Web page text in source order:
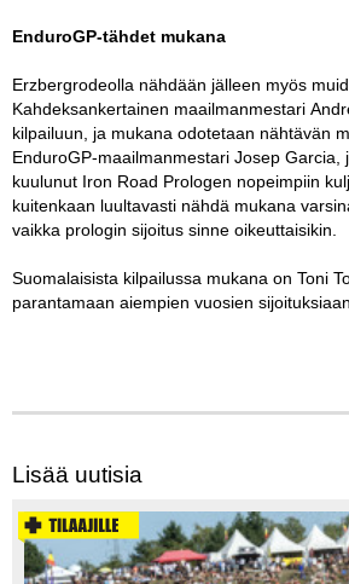
EnduroGP-tähdet mukana
Erzbergrodeolla nähdään jälleen myös
Kahdeksankertainen maailmanmestari
kilpailuun, ja mukana odotetaan nähtävän
EnduroGP-maailmanmestari Josep Garcia,
kuulunut Iron Road Prologen nopeimpiin
kuitenkaan luultavasti nähdä mukana
vaikka prologin sijoitus sinne oikeuttaisikin.
Suomalaisista kilpailussa mukana on Toni
parantamaan aiempien vuosien sijoituksiaan.
Lisää uutisia